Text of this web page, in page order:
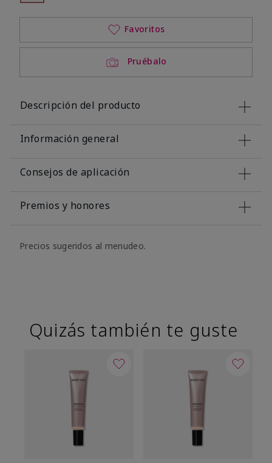
Pruébalo
Favoritos
Descripción del producto
Información general
Consejos de aplicación
Premios y honores
Precios sugeridos al menudeo.
Quizás también te guste